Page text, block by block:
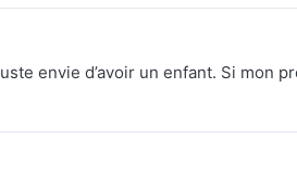
envie d’avoir un enfant. Si mon